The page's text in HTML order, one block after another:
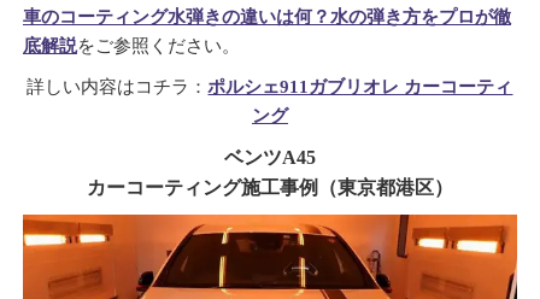
車のコーティング水弾きの違いは何？水の弾き方をプロが徹
底解説をご参照ください。
詳しい内容はコチラ：ポルシェ911ガブリオレ カーコーティ
ング
ベンツA45
カーコーティング施工事例（東京都港区）